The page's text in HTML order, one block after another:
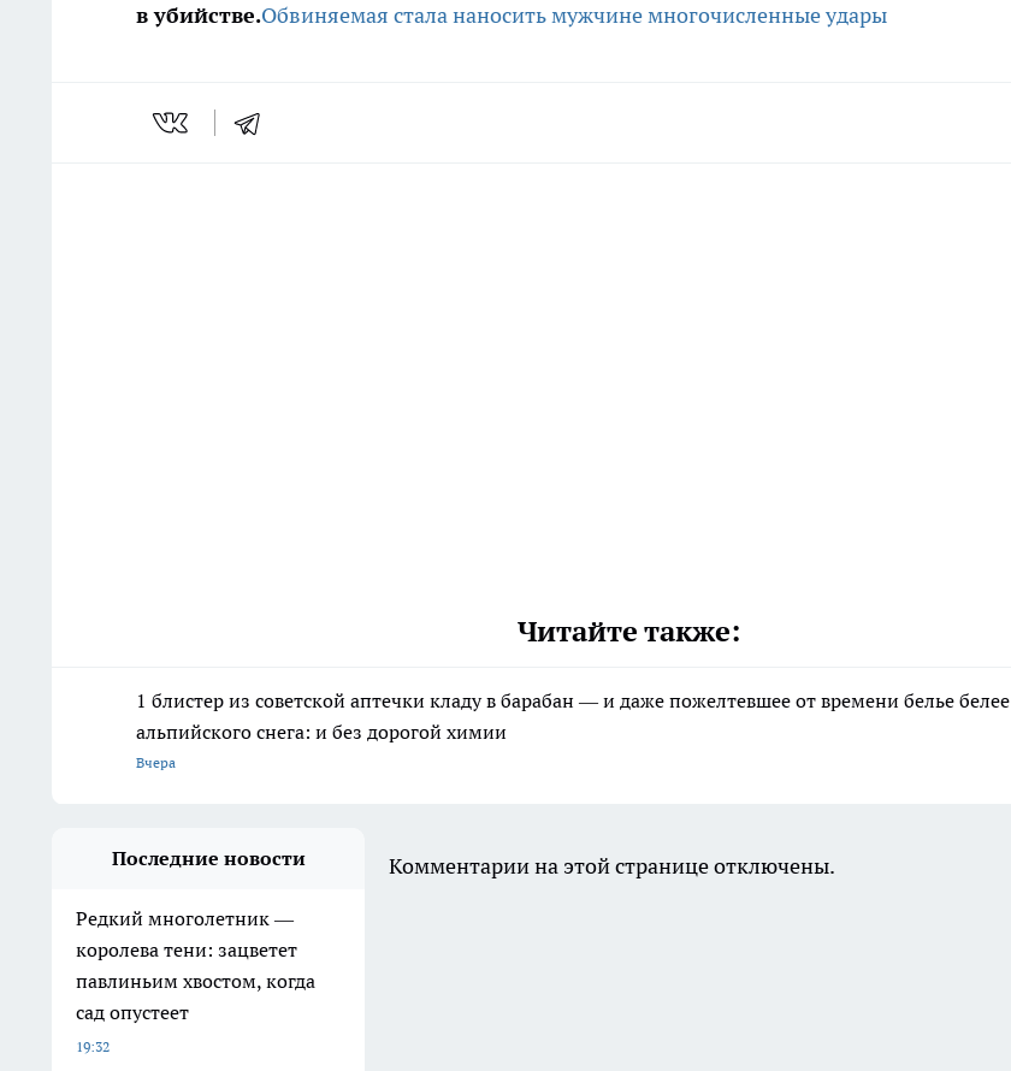
в убийстве.Обвиняемая стала наносить мужчине многочисленные удары
Читайте также:
1 блистер из советской аптечки кладу в барабан — и даже пожелтевшее от времени белье белее
альпийского снега: и без дорогой химии
Вчера
Последние новости
Редкий многолетник —
королева тени: зацветет
павлиньим хвостом, когда
сад опустеет
19:32
Комментарии на этой странице отключены.